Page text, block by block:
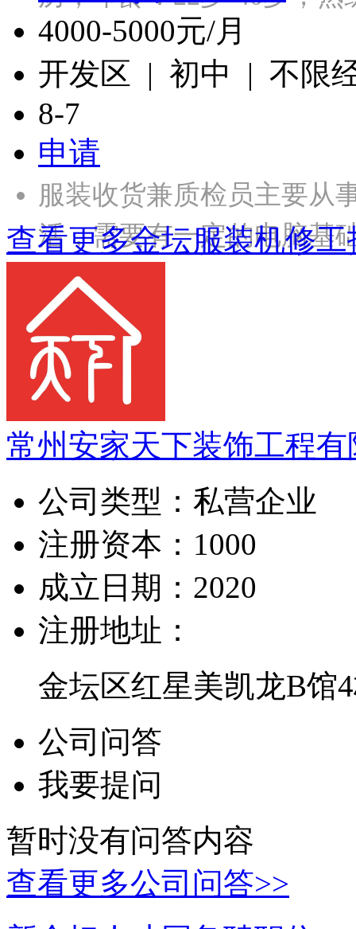
4000-5000元/月
开发区 | 初中 | 不限
8-7
申请
服装收货兼质检员主要从
活，需要有一定的电脑
查看更多金坛服装机修
常州安家天下装饰工程有
公司类型： 私营企业
注册资本： 1000
成立日期： 2020
注册地址：
金坛区红星美凯龙B馆
公司问答
我要提问
暂时没有问答内容
查看更多公司问答>>